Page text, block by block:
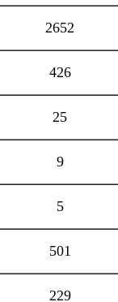
2652
426
25
9
5
501
229